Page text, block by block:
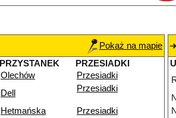
Pokaż na mapie
PRZYSTANEK
PRZESIADKI
Olechów
Przesiadki
Dell Przesiadki
Hetmańska
Przesiadki